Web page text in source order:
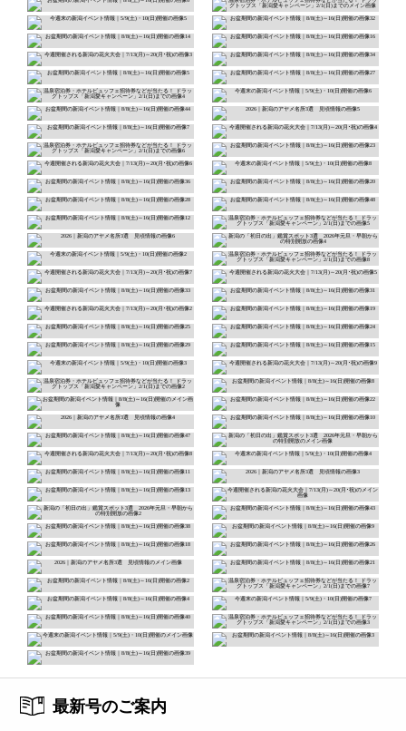
最新号のご案内